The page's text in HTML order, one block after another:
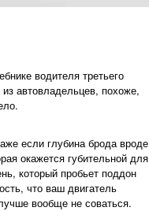
водителя третьего
автовладельцев, похоже,
если глубина брода вроде
окажется губительной для
который пробьет поддон
что ваш двигатель
вообще не соваться.